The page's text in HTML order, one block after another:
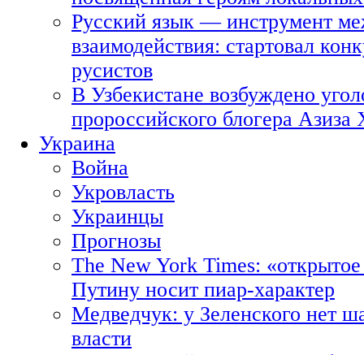
Русский язык — инструмент
взаимодействия: стартовал
русистов
В Узбекистане возбуждено
пророссийского блогера Азиза
Украина
Война
Укровласть
Украинцы
Прогнозы
The New York Times:
Путину носит пиар-характер
Медведчук: у Зеленского нет
власти